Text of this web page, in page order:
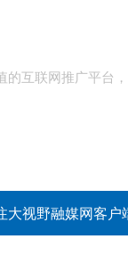
互联网推广平台
大视野融媒网客